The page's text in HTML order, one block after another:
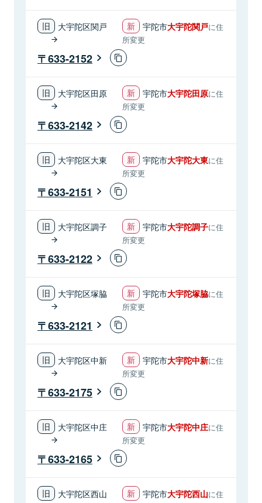
大宇陀区関戸 宇陀市大宇陀関戸に住
所変更
633-2152
大宇陀区田原 宇陀市大宇陀田原に住
所変更
633-2142
大宇陀区大東 宇陀市大宇陀大東に住
所変更
633-2151
大宇陀区調子 宇陀市大宇陀調子に住
所変更
633-2122
大宇陀区塚脇 宇陀市大宇陀塚脇に住
所変更
633-2121
大宇陀区中新 宇陀市大宇陀中新に住
所変更
633-2175
大宇陀区中庄 宇陀市大宇陀中庄に住
所変更
633-2165
大宇陀区西山 宇陀市大宇陀西山に住